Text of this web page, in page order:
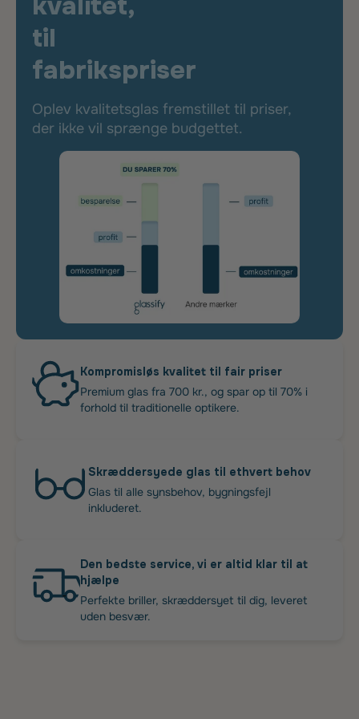
til
fabrikspriser
Oplev kvalitetsglas fremstillet til priser,
der ikke vil sprænge budgettet.
Kompromisløs kvalitet til fair priser
Premium glas fra 700 kr., og spar op til 70% i
forhold til traditionelle optikere.
Skræddersyede glas til ethvert behov
Glas til alle synsbehov, bygningsfejl
inkluderet.
Den bedste service, vi er altid klar til at
hjælpe
Perfekte briller, skræddersyet til dig, leveret
uden besvær.